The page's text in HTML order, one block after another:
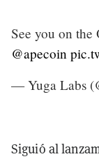
See you on the
@apecoin
— Yuga Labs
Siguió al